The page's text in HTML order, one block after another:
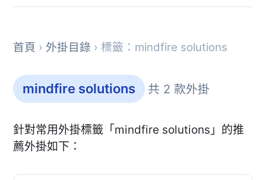
首頁 › 外掛目錄 › 標籤：mindfire solutions
mindfire solutions 共 2 款外掛
針對常用外掛標籤「mindfire solutions」的推
薦外掛如下：